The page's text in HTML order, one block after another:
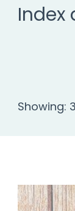
Index
Showing: